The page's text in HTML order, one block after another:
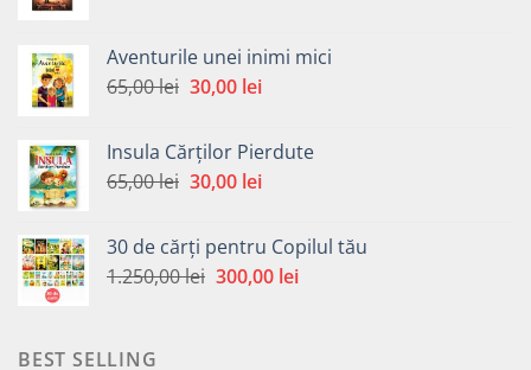
fost:
65,00 lei.
30,00 lei.
Aventurile unei inimi mici
65,00lei Prețul
fost:
65,00 lei.
30,00 leiPrețul
30,00 lei.
Insula Cărților Pierdute
65,00lei Prețul
fost:
65,00 lei.
30,00 leiPrețul
30,00 lei.
30 de cărți pentru Copilul tău
1.250,00lei Prețul
300,00 leiPrețul
BEST SELLING